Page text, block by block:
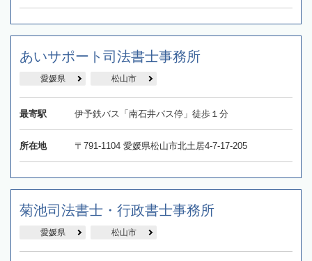
​あいサポート司法書士事務所
愛媛県 松山市
最寄駅 伊予鉄バス「南石井バス停」徒歩１分
所在地 ​〒791-1104 愛媛県松山市北土居4-7-17-205
菊池司法書士・行政書士事務所
愛媛県 松山市